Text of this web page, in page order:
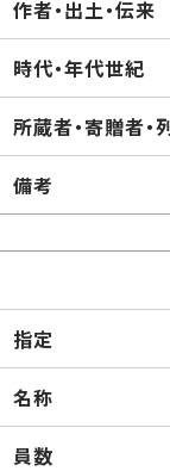
作者・出土・伝来
時代・年代世紀
所蔵者・寄贈者・
備考
指定
名称
員数